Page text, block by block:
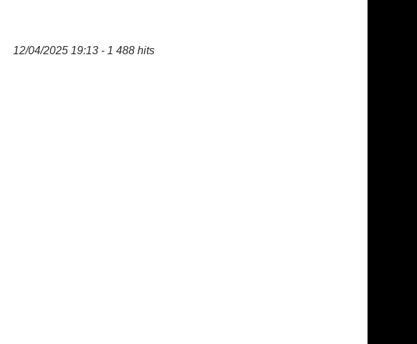
12/04/2025 19:13 - 1 488 hits